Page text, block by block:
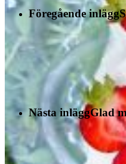
Föregående inlägg
Nästa inläggGlad